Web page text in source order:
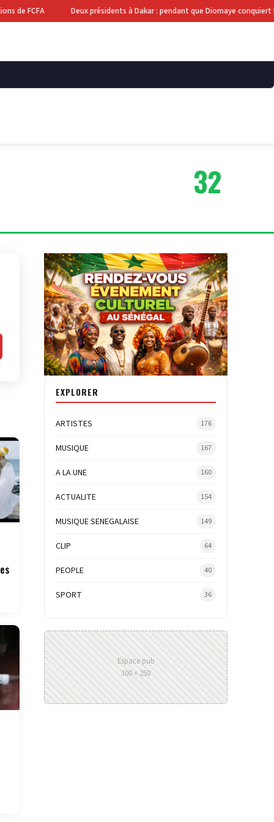
de FCFA Deux présidents à Dakar : pendant que Diomaye conquiert
32
EXPLORER
ARTISTES 176
MUSIQUE 167
A LA UNE 160
ACTUALITE 154
MUSIQUE SENEGALAISE 149
CLIP 64
PEOPLE 40
SPORT 36
Espace pub
300 × 250